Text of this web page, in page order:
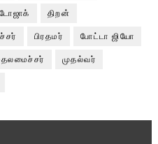
திறன்
பிரதமர் போட்டா ஜியோ
முதல்வர்